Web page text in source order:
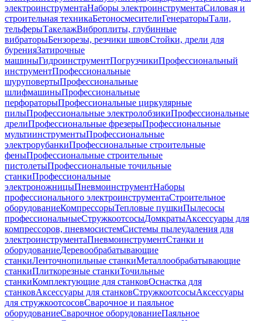
электроинструментаНаборы электроинструментаСиловая и
строительная техникаБетоносмесителиГенераторыТали,
тельферыТакелажВиброплиты, глубинные
вибраторыБензорезы, резчики швовСтойки, дрели для
буренияЗатирочные
машиныГидроинструментПогрузчикиПрофессиональный
инструментПрофессиональные
шуруповертыПрофессиональные
шлифмашиныПрофессиональные
перфораторыПрофессиональные циркулярные
пилыПрофессиональные электролобзикиПрофессиональные
дрелиПрофессиональные фрезерыПрофессиональные
мультиинструментыПрофессиональные
электрорубанкиПрофессиональные строительные
феныПрофессиональные строительные
пистолетыПрофессиональные точильные
станкиПрофессиональные
электроножницыПневмоинструментНаборы
профессионального электроинструментаСтроительное
оборудованиеКомпрессорыТепловые пушкиПылесосы
профессиональныеСтружкоотсосыДомкратыАксессуары для
компрессоров, пневмосистемСистемы пылеудаления для
электроинструментаПневмоинструментСтанки и
оборудованиеДеревообрабатывающие
станкиЛенточнопильные станкиМеталлообрабатывающие
станкиПлиткорезные станкиТочильные
станкиКомплектующие для станковОснастка для
станковАксессуары для станковСтружкоотсосыАксессуары
для стружкоотсосовСварочное и паяльное
оборудованиеСварочное оборудованиеПаяльное